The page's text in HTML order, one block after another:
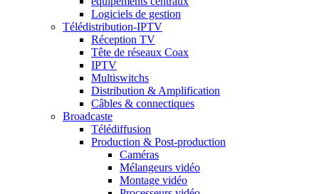
Logiciels de gestion
Télédistribution-IPTV
Réception TV
Tête de réseaux Coax
IPTV
Multiswitchs
Distribution & Amplification
Câbles & connectiques
Broadcaste
Télédiffusion
Production & Post-production
Caméras
Mélangeurs vidéo
Montage vidéo